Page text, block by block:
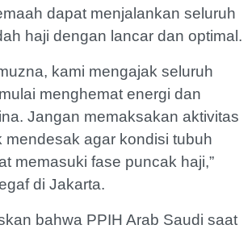
dapat menjalankan seluruh
haji dengan lancar dan optimal.
kami mengajak seluruh
menghemat energi dan
Jangan memaksakan aktivitas
mendesak agar kondisi tubuh
memasuki fase puncak haji,”
di Jakarta.
bahwa PPIH Arab Saudi saat